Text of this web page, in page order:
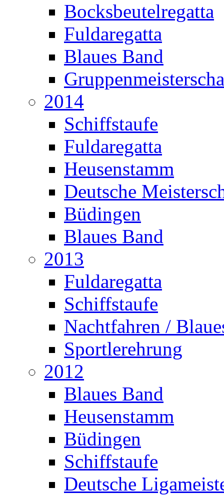
Bocksbeutelregatta
Fuldaregatta
Blaues Band
2014
Schiffstaufe
Fuldaregatta
Heusenstamm
Deutsche
Büdingen
Blaues Band
2013
Fuldaregatta
Schiffstaufe
Nachtfahren /
Sportlerehrung
2012
Blaues Band
Heusenstamm
Büdingen
Schiffstaufe
Deutsche